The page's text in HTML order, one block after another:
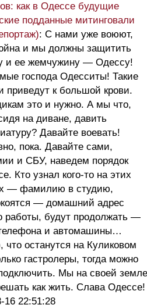
как в Одессе будущие
подданные митинговали
: С нами уже воюют,
и мы должны защитить
и ее жемчужину — Одессу!
господа Одесситы! Такие
приведут к большой крови.
это и нужно. А мы что,
на диване, давить
Давайте воевать!
пока. Давайте сами,
и СБУ, наведем порядок
Кто узнал кого-то на этих
— фамилию в студию,
— домашний адрес
работы, будут продолжать —
и автомашины…
что останутся на Куликовом
гастролеры, тогда можно
Мы на своей земле
как жить. Слава
16 22:51:28